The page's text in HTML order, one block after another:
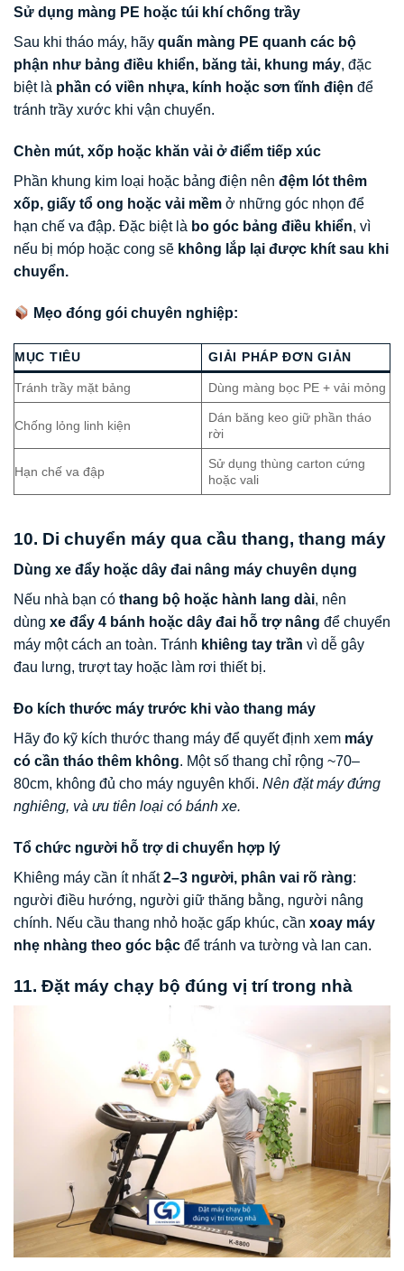
Sử dụng màng PE hoặc túi khí chống trầy
Sau khi tháo máy, hãy quấn màng PE quanh các bộ
phận như bảng điều khiển, băng tải, khung máy, đặc
biệt là phần có viền nhựa, kính hoặc sơn tĩnh điện để
tránh trầy xước khi vận chuyển.
Chèn mút, xốp hoặc khăn vải ở điểm tiếp xúc
Phần khung kim loại hoặc bảng điện nên đệm lót thêm
xốp, giấy tổ ong hoặc vải mềm ở những góc nhọn để
hạn chế va đập. Đặc biệt là bo góc bảng điều khiển, vì
nếu bị móp hoặc cong sẽ không lắp lại được khít sau khi
chuyển.
Mẹo đóng gói chuyên nghiệp:
MỤC TIÊU GIẢI PHÁP ĐƠN GIẢN
Tránh trầy mặt bảng Dùng màng bọc PE + vải mỏng
Chống lỏng linh kiện
Dán băng keo giữ phần tháo
rời
Hạn chế va đập
Sử dụng thùng carton cứng
hoặc vali
10. Di chuyển máy qua cầu thang, thang máy
Dùng xe đẩy hoặc dây đai nâng máy chuyên dụng
Nếu nhà bạn có thang bộ hoặc hành lang dài, nên
dùng xe đẩy 4 bánh hoặc dây đai hỗ trợ nâng để chuyển
máy một cách an toàn. Tránh khiêng tay trần vì dễ gây
đau lưng, trượt tay hoặc làm rơi thiết bị.
Đo kích thước máy trước khi vào thang máy
Hãy đo kỹ kích thước thang máy để quyết định xem máy
có cần tháo thêm không. Một số thang chỉ rộng ~70–
80cm, không đủ cho máy nguyên khối. Nên đặt máy đứng
nghiêng, và ưu tiên loại có bánh xe.
Tổ chức người hỗ trợ di chuyển hợp lý
Khiêng máy cần ít nhất2–3 người, phân vai rõ ràng:
người điều hướng, người giữ thăng bằng, người nâng
chính. Nếu cầu thang nhỏ hoặc gấp khúc, cần xoay máy
nhẹ nhàng theo góc bậc để tránh va tường và lan can.
11. Đặt máy chạy bộ đúng vị trí trong nhà